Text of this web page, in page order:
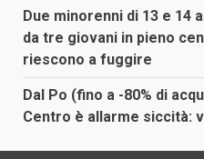
Due minorenni di 13 e 14
da tre giovani in pieno
riescono a fuggire
Dal Po (fino a -80% di
Centro è allarme siccità: